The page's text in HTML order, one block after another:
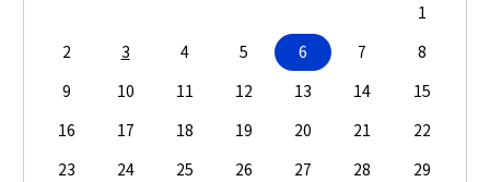
1
2
3 4 5 6 7
8
9
10 11 12 13 14
15
16
17 18 19 20 21
22
23
24 25 26 27 28
29